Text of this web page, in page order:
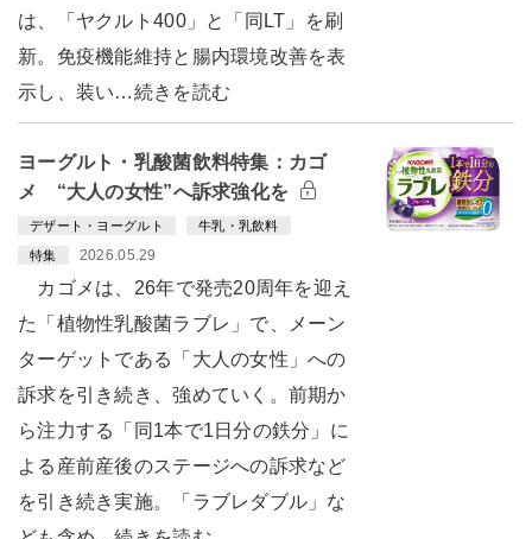
は、「ヤクルト400」と「同LT」を刷
新。免疫機能維持と腸内環境改善を表
示し、装い…続きを読む
ヨーグルト・乳酸菌飲料特集：カゴ
メ “大人の女性”へ訴求強化を
デザート・ヨーグルト 牛乳・乳飲料
特集 2026.05.29
カゴメは、26年で発売20周年を迎え
た「植物性乳酸菌ラブレ」で、メーン
ターゲットである「大人の女性」への
訴求を引き続き、強めていく。前期か
ら注力する「同1本で1日分の鉄分」に
よる産前産後のステージへの訴求など
を引き続き実施。「ラブレダブル」な